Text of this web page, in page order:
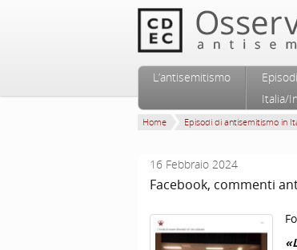
Menu principale
Vai al contenuto principale
Vai al contenuto secondario
L’antisemitismo
Italia/
Home Episodi di antisemitismo in
16 Febbraio 2024
Facebook, commenti